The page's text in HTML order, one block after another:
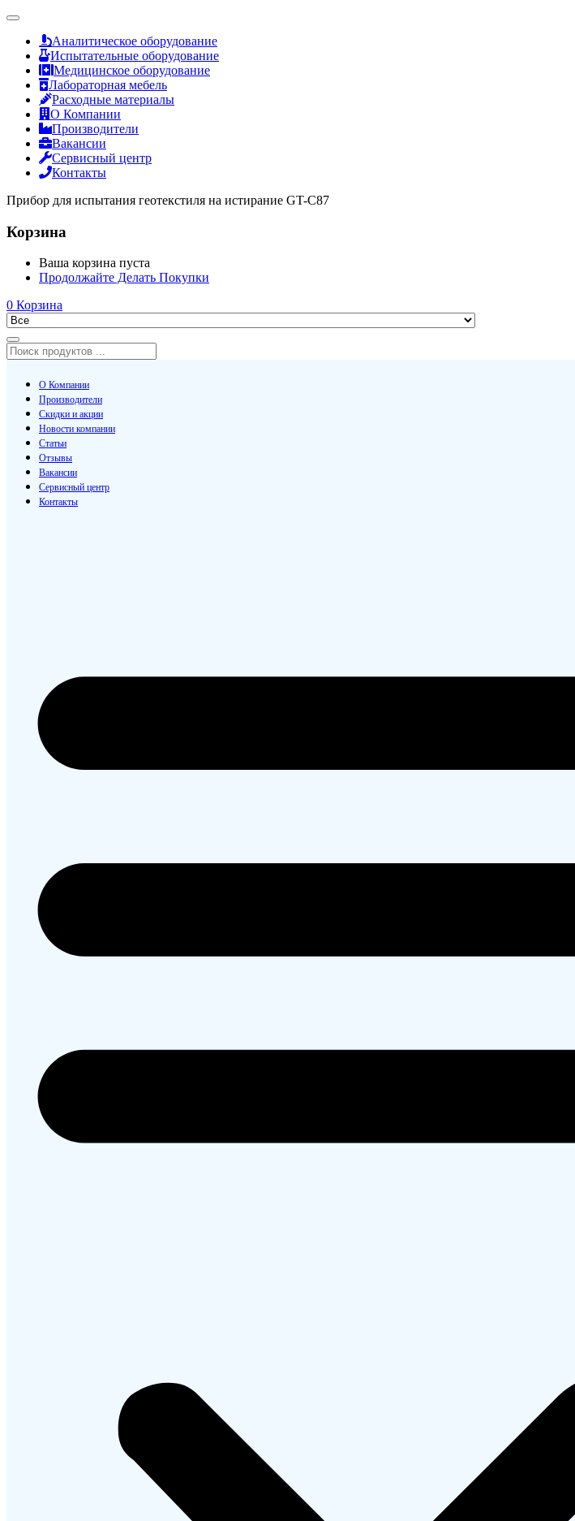
Аналитическое оборудование
Испытательные оборудование
Медицинское оборудование
Лабораторная мебель
Расходные материалы
О Компании
Производители
Вакансии
Сервисный центр
Контакты
Прибор для испытания геотекстиля на истирание GT-C87
Корзина
Ваша корзина пуста
Продолжайте Делать Покупки
0 Корзина
О Компании
Производители
Скидки и акции
Новости компании
Статьи
Отзывы
Вакансии
Сервисный центр
Контакты